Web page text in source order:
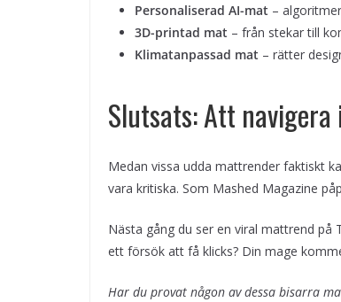
Personaliserad AI-mat –
3D-printad mat – från stekar till
Klimatanpassad mat – rätter
Slutsats: Att
Medan vissa udda mattrender faktiskt
vara kritiska. Som Mashed Magazine
Nästa gång du ser en viral mattrend på
ett försök att få klicks? Din mage
Har du provat någon av dessa bisarra